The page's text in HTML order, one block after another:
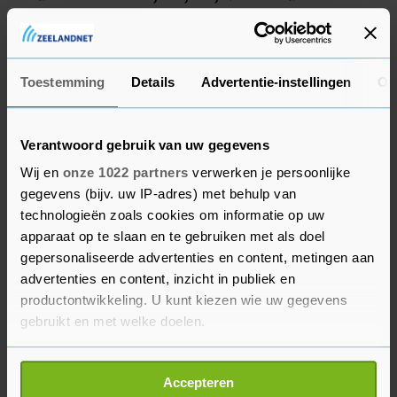
Toestemming Details Advertentie-instellingen
Verantwoord gebruik van uw gegevens
Wij en onze 1022 partners verwerken je persoonlijke
gegevens (bijv. uw IP-adres) met behulp van
technologieën zoals cookies om informatie op uw
apparaat op te slaan en te gebruiken met als doel
gepersonaliseerde advertenties en content, metingen aan
advertenties en content, inzicht in publiek en
productontwikkeling. U kunt kiezen wie uw gegevens
gebruikt en met welke doelen.
Als u het toestaat, willen we ook graag:
Informatie verzamelen over uw geografische
Accepteren
kunnen oordelen dat een deel van de
maatregelen strijdig met de grondwet is. De raad
moet ook beslissen of er een referendum kan
worden gehouden. Voor zo’n volksraadpleging
omgeving van het gerechtsgebouw is het van
donderdagmiddag tot zaterdagochtend verboden
te demonstreren.
De regering van president Emmanuel Macron
heeft de nieuwe pensioenwet vorige maand
doorgedrukt zonder stemming in het het
parlement. De wet kan tegen het eind van het
jaar in werking treden als er geen juridische
obstakels worden opgeworpen. Vanuit Nederland
reikte Macron woensdag de vakbonden de hand.